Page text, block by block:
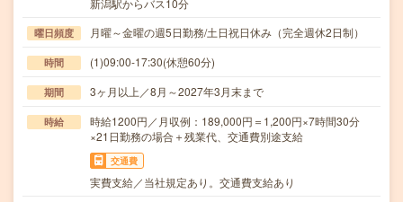
新潟駅からバス10分
曜日頻度 月曜～金曜の週5日勤務/土日祝日休み（完全週休2日制）
時間 (1)09:00-17:30(休憩60分)
期間 3ヶ月以上／8月～2027年3月末まで
時給
時給1200円／月収例：189,000円＝1,200円×7時間30分
×21日勤務の場合＋残業代、交通費別途支給
交通費
実費支給／当社規定あり。交通費支給あり